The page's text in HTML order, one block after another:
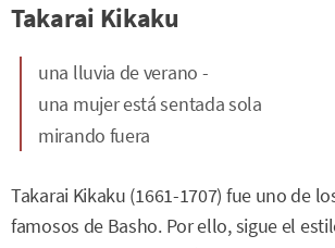
Takarai Kikaku
una lluvia de verano -
una mujer está sentada sola
mirando fuera
Takarai Kikaku (1661-1707) fue uno de
famosos de Basho. Por ello, sigue el